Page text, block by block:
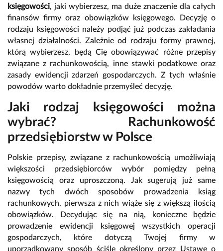
księgowości, jaki wybierzesz, ma duże znaczenie dla całych
finansów firmy oraz obowiązków księgowego. Decyzję o
rodzaju księgowości należy podjąć już podczas zakładania
własnej działalności. Zależnie od rodzaju formy prawnej,
którą wybierzesz, będą Cię obowiązywać różne przepisy
związane z rachunkowością, inne stawki podatkowe oraz
zasady ewidencji zdarzeń gospodarczych. Z tych właśnie
powodów warto dokładnie przemyśleć decyzję.
Jaki rodzaj księgowości można
wybrać? Rachunkowość
przedsiębiorstw w Polsce
Polskie przepisy, związane z rachunkowością umożliwiają
większości przedsiębiorców wybór pomiędzy pełną
księgowością oraz uproszczoną. Jak sugerują już same
nazwy tych dwóch sposobów prowadzenia ksiąg
rachunkowych, pierwsza z nich wiąże się z większą ilością
obowiązków. Decydując się na nią, konieczne będzie
prowadzenie ewidencji księgowej wszystkich operacji
gospodarczych, które dotyczą Twojej firmy w
uporządkowany sposób ściśle określony przez Ustawę o